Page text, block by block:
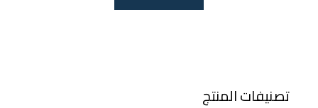
تصنيفات المنتج